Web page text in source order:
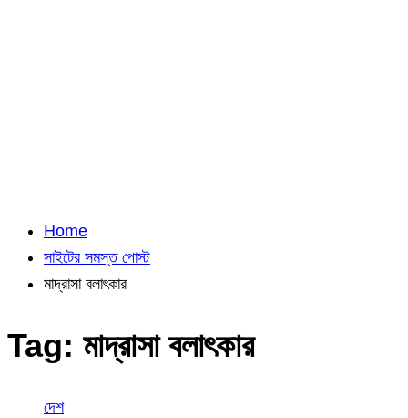
Home
সাইটের সমস্ত পোস্ট
মাদ্রাসা বলাৎকার
Tag: মাদ্রাসা বলাৎকার
দেশ